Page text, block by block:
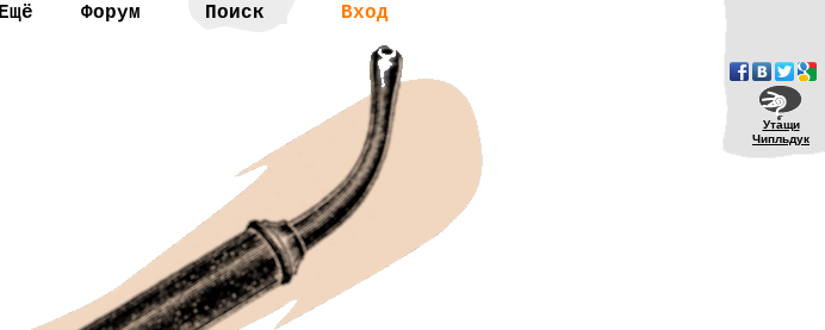
Ещё Форум Вход
Утащи
Чипльдук